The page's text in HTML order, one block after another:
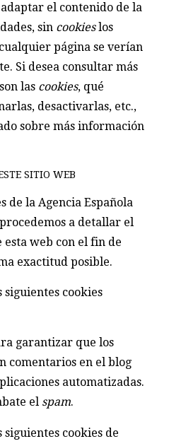
el contenido de la
sin cookieslos
página se verían
Si desea consultar más
las cookies, qué
desactivarlas, etc.,
sobre más información
SITIO WEB
de la Agencia Española
a detallar el
esta web con el fin de
exactitud posible.
cookies
garantizar que los
comentarios en el blog
automatizadas.
el spam.
cookies de